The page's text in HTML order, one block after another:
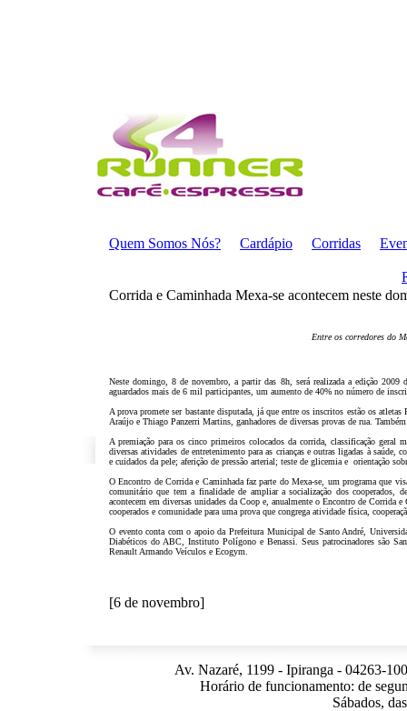
Quem Somos Nós? Cardápio Corridas
Corrida e Caminhada Mexa-se acontecem neste
Entre os corredores do
Neste domingo, 8 de novembro, a partir das 8h, será realizada a edição 2009
aguardados mais de 6 mil participantes, um aumento de 40% no número de
A prova promete ser bastante disputada, já que entre os inscritos estão os
Araújo e Thiago Panzerri Martins, ganhadores de diversas provas de rua.
A premiação para os cinco primeiros colocados da corrida, classificação
diversas atividades de entretenimento para as crianças e outras ligadas à
e cuidados da pele; aferição de pressão arterial; teste de glicemia e orientação
O Encontro de Corrida e Caminhada faz parte do Mexa-se, um programa que
comunitário que tem a finalidade de ampliar a socialização dos cooperados,
acontecem em diversas unidades da Coop e, anualmente o Encontro de Corrida
cooperados e comunidade para uma prova que congrega atividade física,
O evento conta com o apoio da Prefeitura Municipal de Santo André,
Diabéticos do ABC, Instituto Polígono e Benassi. Seus patrocinadores são
Renault Armando Veículos e Ecogym.
[6 de novembro]
Av. Nazaré, 1199 - Ipiranga - 04263-
Horário de funcionamento: de
Sábados,